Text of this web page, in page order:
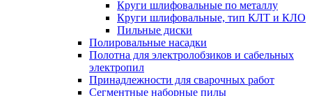
Круги шлифовальные по металлу
Круги шлифовальные, тип КЛТ и КЛО
Пильные диски
Полировальные насадки
Полотна для электролобзиков и сабельных
электропил
Принадлежности для сварочных работ
Сегментные наборные пилы